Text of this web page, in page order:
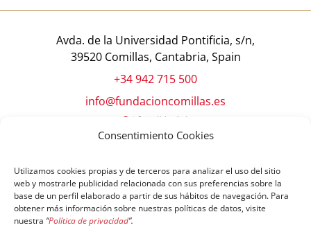
Consentimiento Cookies
Utilizamos cookies propias y de terceros para analizar el uso del sitio
web y mostrarle publicidad relacionada con sus preferencias sobre la
base de un perfil elaborado a partir de sus hábitos de navegación. Para
obtener más información sobre nuestras políticas de datos, visite
nuestra “Política de privacidad”.
Avda. de la Universidad Pontificia, s/n,
39520 Comillas, Cantabria, Spain
+34 942 715 500
info@fundacioncomillas.es